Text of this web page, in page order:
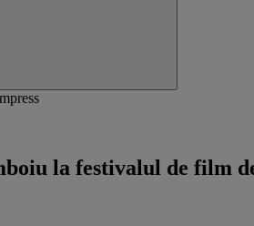
la festivalul de film